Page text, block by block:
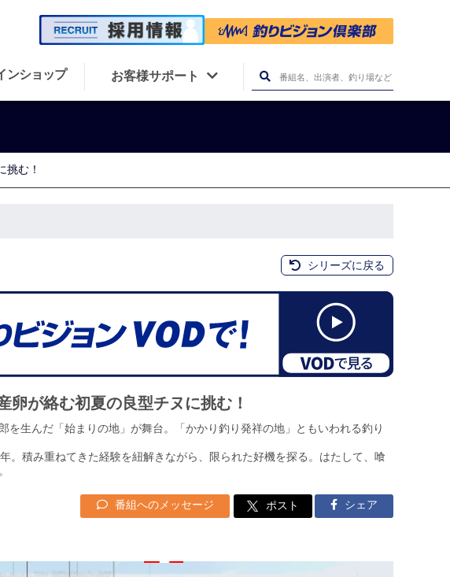
ンショップ お客様サポート
挑む！
シリーズに戻る
卵が絡む初夏の良型チヌに挑む！
を生んだ「始まりの地」が舞台。「かかり釣り発祥の地」ともいわれる釣り
。積み重ねてきた経験を紐解きながら、限られた好機を探る。はたして、喰
番組へのメッセージ ポスト シェア